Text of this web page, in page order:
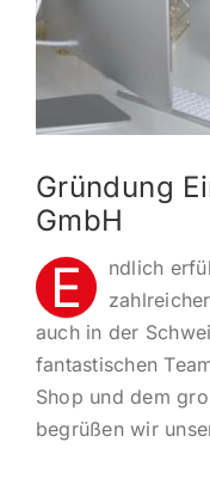
ANMELDEN
SEARCH
FOR:
Gründung
GmbH
E
ndlich
auch in der
fantastischen
Shop und dem
begrüßen wir